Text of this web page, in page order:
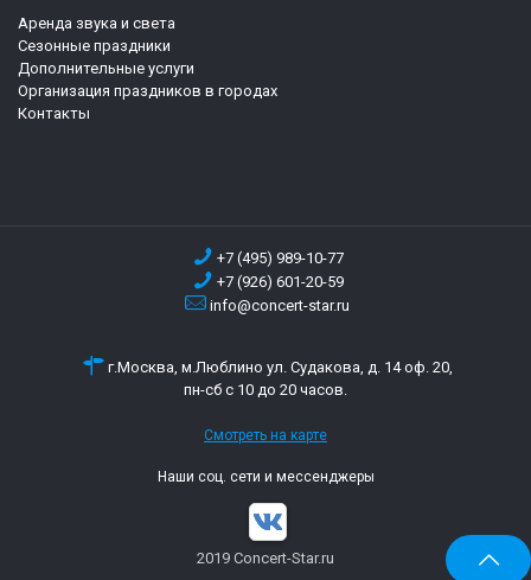
Аренда звука и света
Сезонные праздники
Дополнительные услуги
Организация праздников в городах
Контакты
+7 (495) 989-10-77
+7 (926) 601-20-59
info@concert-star.ru
г.Москва, м.Люблино ул. Судакова, д. 14 оф. 20,
пн-сб с 10 до 20 часов.
Смотреть на карте
Наши соц. сети и мессенджеры
2019 Concert-Star.ru